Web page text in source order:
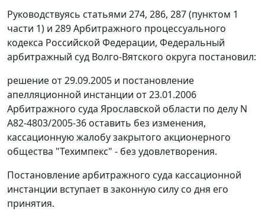
Руководствуясь статьями 274, 286, 287 (пунктом 1
части 1) и 289Арбитражного процессуального
кодекса Российской Федерации, Федеральный
арбитражный суд Волго-Вятского округа постановил:
решение от 29.09.2005 и постановление
апелляционной инстанции от 23.01.2006
Арбитражного суда Ярославской области по делу N
А82-4803/2005-36 оставить без изменения,
кассационную жалобу закрытого акционерного
общества "Техимпекс" - без удовлетворения.
Постановление арбитражного суда кассационной
инстанции вступает в законную силу со дня его
принятия.